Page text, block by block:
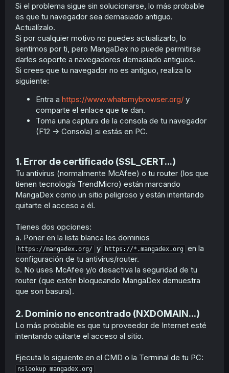
Si el problema sigue sin solucionarse, lo más probable
es que tu navegador sea demasiado antiguo.
Actualízalo.
Si por cualquier motivo no puedes actualizarlo, lo
sentimos por ti, pero MangaDex no puede permitirse
darles soporte a navegadores demasiado antiguos.
Si crees que tu navegador no es antiguo, realiza lo
siguiente:
Entra a https://www.whatsmybrowser.org/ y
comparte el enlace que te dan.
Toma una captura de la consola de tu navegador
(F12 -> Consola) si estás en PC.
1. Error de certificado (SSL_CERT...)
Tu antivirus (normalmente McAfee) o tu router (los que
tienen tecnología TrendMicro) están marcando
MangaDex como un sitio peligroso y están intentando
quitarte el acceso a él.
Tienes dos opciones:
a. Poner en la lista blanca los dominios
https://mangadex.org/ y https://*.mangadex.org en la
configuración de tu antivirus/router.
b. No uses McAfee y/o desactiva la seguridad de tu
router (que estén bloqueando MangaDex demuestra
que son basura).
2. Dominio no encontrado (NXDOMAIN...)
Lo más probable es que tu proveedor de Internet esté
intentando quitarte el acceso al sitio.
Ejecuta lo siguiente en el CMD o la Terminal de tu PC:
nslookup mangadex.org